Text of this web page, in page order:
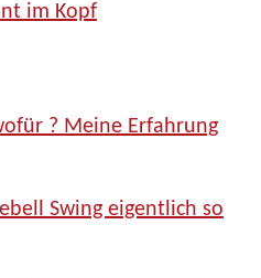
im Kopf
? Meine Erfahrung
Swing eigentlich so